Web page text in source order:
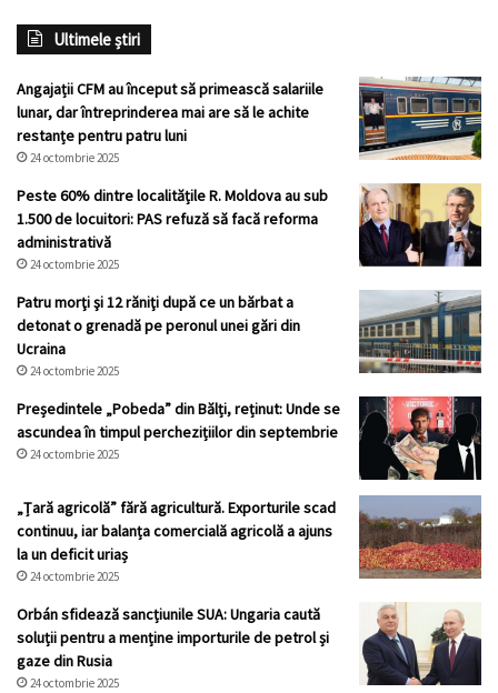
Ultimele știri
Angajații CFM au început să primească salariile
lunar, dar întreprinderea mai are să le achite
restanțe pentru patru luni
24 octombrie 2025
Peste 60% dintre localitățile R. Moldova au sub
1.500 de locuitori: PAS refuză să facă reforma
administrativă
24 octombrie 2025
Patru morţi şi 12 răniţi după ce un bărbat a
detonat o grenadă pe peronul unei gări din
Ucraina
24 octombrie 2025
Președintele „Pobeda” din Bălți, reținut: Unde se
ascundea în timpul perchezițiilor din septembrie
24 octombrie 2025
„Țară agricolă” fără agricultură. Exporturile scad
continuu, iar balanța comercială agricolă a ajuns
la un deficit uriaș
24 octombrie 2025
Orbán sfidează sancțiunile SUA: Ungaria caută
soluții pentru a menține importurile de petrol și
gaze din Rusia
24 octombrie 2025